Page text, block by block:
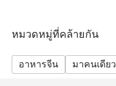
หมวดหมู่ที่คล้ายกัน
อาหารจีน มาคนเดียว